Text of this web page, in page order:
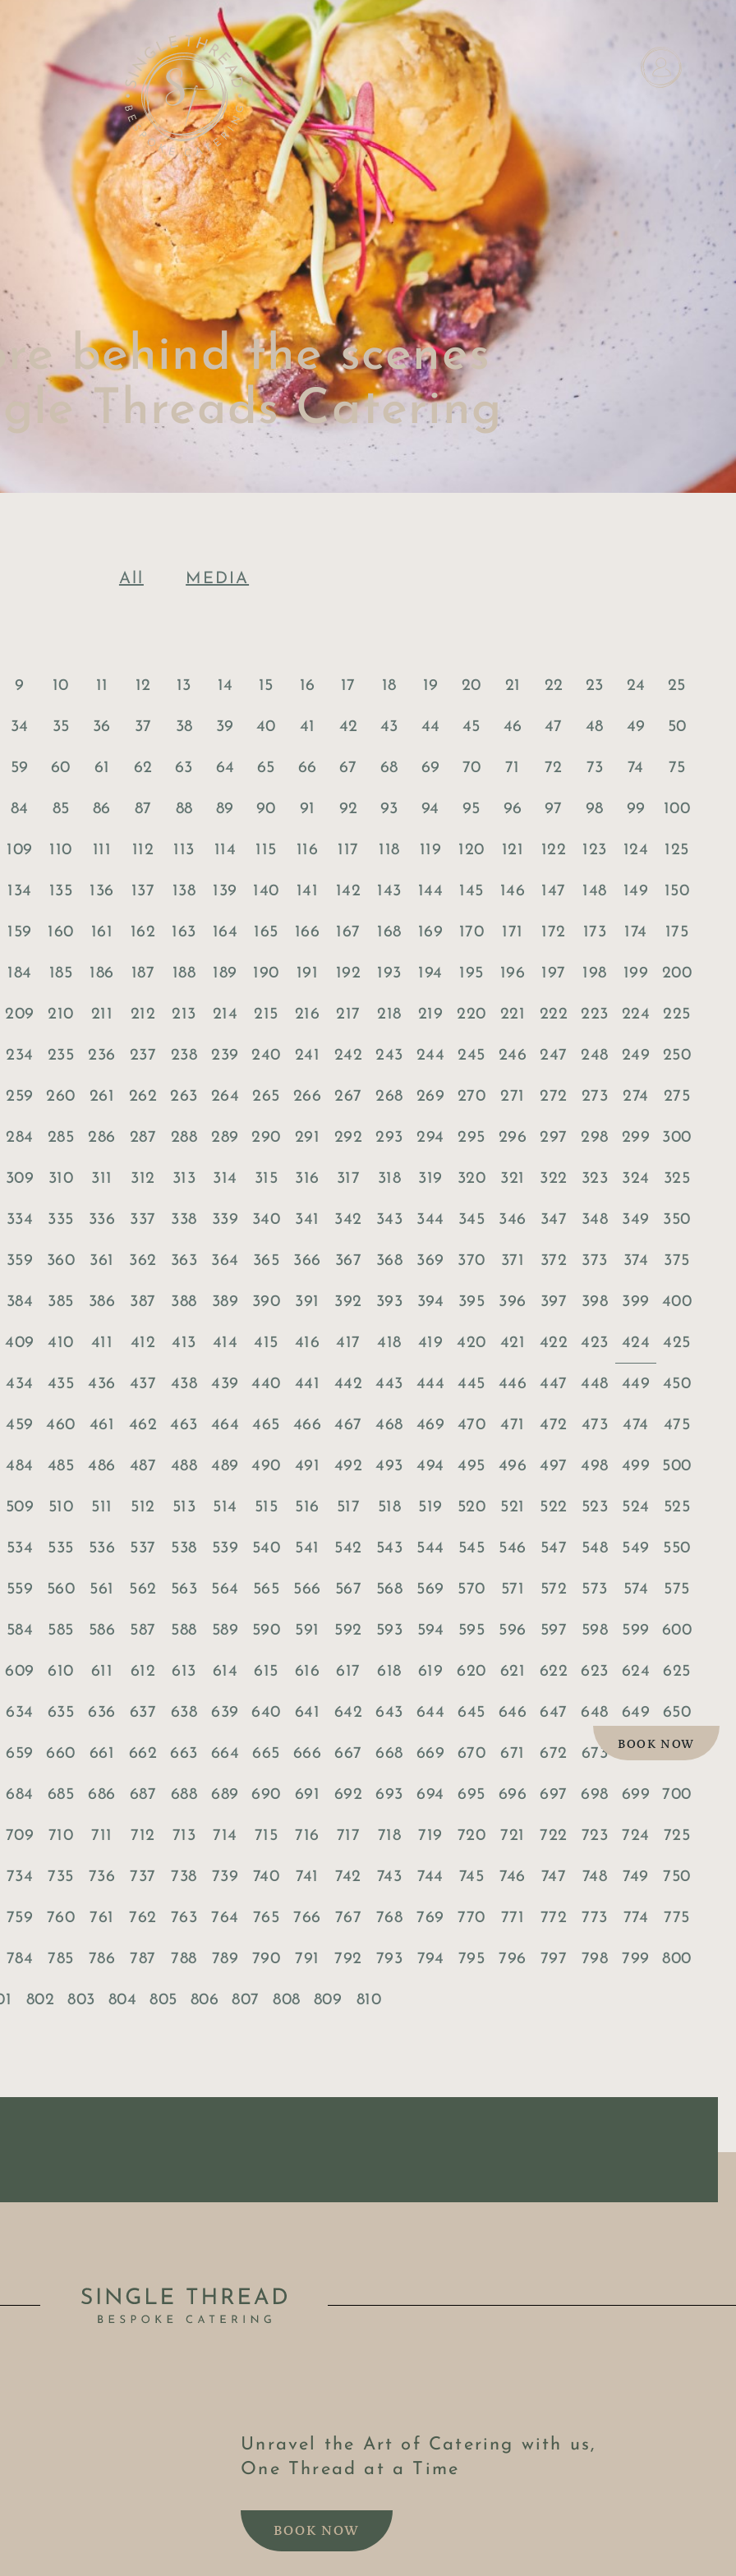
BOOK NOW
behind the scenes
Threads Catering
All MEDIA
9 10 11 12 13 14 15 16 17 18 19 20 21 22 23 24 25
34 35 36 37 38 39 40 41 42 43 44 45 46 47 48 49 50
59 60 61 62 63 64 65 66 67 68 69 70 71 72 73 74 75
84 85 86 87 88 89 90 91 92 93 94 95 96 97 98 99 100
109 110 111 112 113 114 115 116 117 118 119 120 121 122 123 124 125
134 135 136 137 138 139 140 141 142 143 144 145 146 147 148 149 150
159 160 161 162 163 164 165 166 167 168 169 170 171 172 173 174 175
184 185 186 187 188 189 190 191 192 193 194 195 196 197 198 199 200
209 210 211 212 213 214 215 216 217 218 219 220 221 222 223 224 225
234 235 236 237 238 239 240 241 242 243 244 245 246 247 248 249 250
259 260 261 262 263 264 265 266 267 268 269 270 271 272 273 274 275
284 285 286 287 288 289 290 291 292 293 294 295 296 297 298 299 300
309 310 311 312 313 314 315 316 317 318 319 320 321 322 323 324 325
334 335 336 337 338 339 340 341 342 343 344 345 346 347 348 349 350
359 360 361 362 363 364 365 366 367 368 369 370 371 372 373 374 375
384 385 386 387 388 389 390 391 392 393 394 395 396 397 398 399 400
409 410 411 412 413 414 415 416 417 418 419 420 421 422 423 424 425
434 435 436 437 438 439 440 441 442 443 444 445 446 447 448 449 450
459 460 461 462 463 464 465 466 467 468 469 470 471 472 473 474 475
484 485 486 487 488 489 490 491 492 493 494 495 496 497 498 499 500
509 510 511 512 513 514 515 516 517 518 519 520 521 522 523 524 525
534 535 536 537 538 539 540 541 542 543 544 545 546 547 548 549 550
559 560 561 562 563 564 565 566 567 568 569 570 571 572 573 574 575
584 585 586 587 588 589 590 591 592 593 594 595 596 597 598 599 600
609 610 611 612 613 614 615 616 617 618 619 620 621 622 623 624 625
634 635 636 637 638 639 640 641 642 643 644 645 646 647 648 649 650
659 660 661 662 663 664 665 666 667 668 669 670 671 672 673
684 685 686 687 688 689 690 691 692 693 694 695 696 697 698 699 700
709 710 711 712 713 714 715 716 717 718 719 720 721 722 723 724 725
734 735 736 737 738 739 740 741 742 743 744 745 746 747 748 749 750
759 760 761 762 763 764 765 766 767 768 769 770 771 772 773 774 775
784 785 786 787 788 789 790 791 792 793 794 795 796 797 798 799 800
802 803 804 805 806 807 808 809 810
Unravel the Art of Catering with us,
One Thread at a Time
BOOK NOW